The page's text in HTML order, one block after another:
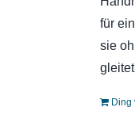
für
sie
Ding